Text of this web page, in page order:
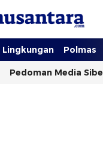
Lingkungan Polmas
Pedoman Media